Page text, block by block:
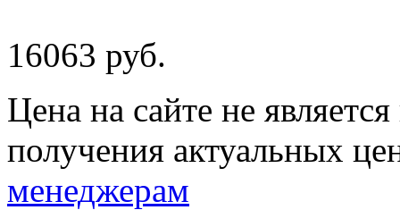
16063 руб.
Цена на сайте не
получения актуальных
менеджерам